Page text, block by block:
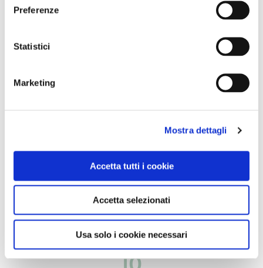
Preferenze
Statistici
Marketing
Mostra dettagli
Accetta tutti i cookie
Accetta selezionati
Usa solo i cookie necessari
L'opera Continuous City #11 di Paolo Cavinato esposta in
CONDIVIDI